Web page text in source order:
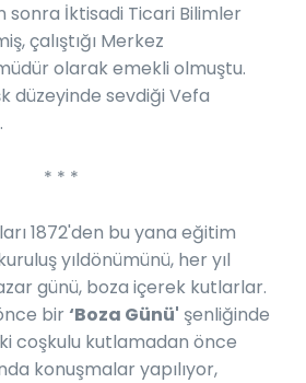
sonra İktisadi Ticari Bilimler
çalıştığı Merkez
olarak emekli olmuştu.
düzeyinde sevdiği Vefa
* * *
1872'den bu yana eğitim
yıldönümünü, her yıl
günü, boza içerek kutlarlar.
bir ‘Boza Günü' şenliğinde
coşkulu kutlamadan önce
konuşmalar yapılıyor,